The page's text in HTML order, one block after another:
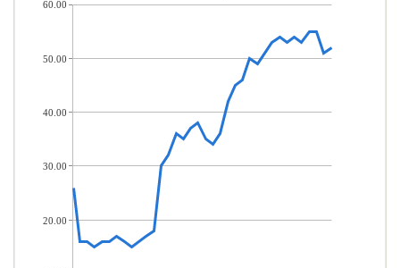
60.00
50.00
40.00
30.00
20.00